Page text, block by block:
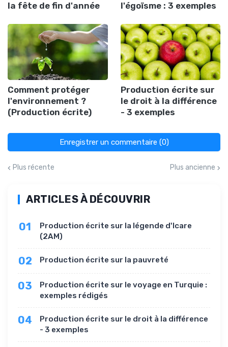
la fête de fin d'année
l'égoïsme : 3 exemples
Comment protéger
l'environnement ?
(Production écrite)
Production écrite sur
le droit à la différence
- 3 exemples
Enregistrer un commentaire (0)
Plus récente Plus ancienne
ARTICLES À DÉCOUVRIR
01
Production écrite sur la légende d'Icare
(2AM)
02 Production écrite sur la pauvreté
03
Production écrite sur le voyage en Turquie :
exemples rédigés
04
Production écrite sur le droit à la différence
- 3 exemples